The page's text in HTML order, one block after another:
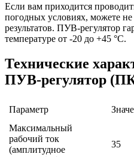
Если вам приходится
погодных условиях, можете не
результатов. ПУВ-регулятор
температуре от -20 до +45 °С.
Технические
ПУВ-регулятор
Параметр
Максимальный
рабочий ток
(амплитудное
35